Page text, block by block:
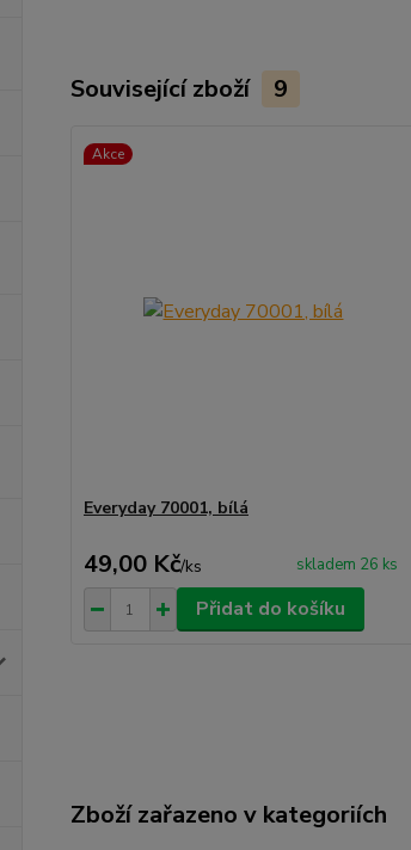
Související zboží 9
Akce
Everyday 70001, bílá
49,00 Kč/ks skladem 26 ks
Přidat do košíku
Zboží zařazeno v kategoriích